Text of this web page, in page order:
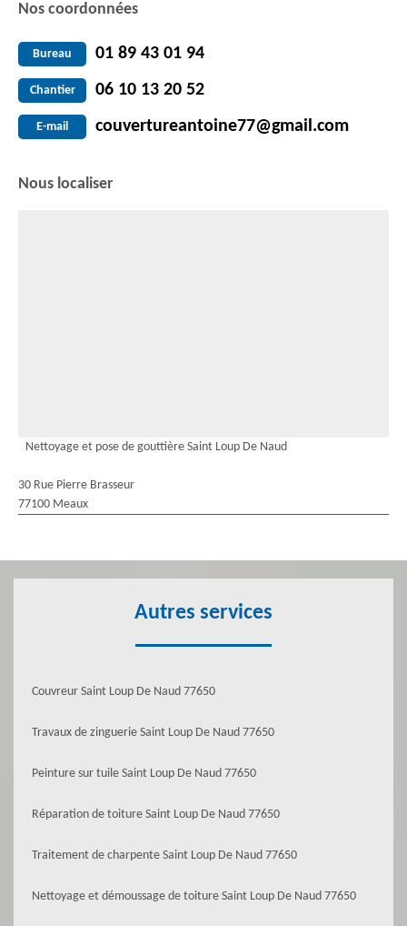
Nos coordonnées
Bureau 01 89 43 01 94
Chantier 06 10 13 20 52
E-mail couvertureantoine77@gmail.com
Nous localiser
Nettoyage et pose de gouttière Saint Loup De Naud
30 Rue Pierre Brasseur
77100 Meaux
Autres services
Couvreur Saint Loup De Naud 77650
Travaux de zinguerie Saint Loup De Naud 77650
Peinture sur tuile Saint Loup De Naud 77650
Réparation de toiture Saint Loup De Naud 77650
Traitement de charpente Saint Loup De Naud 77650
Nettoyage et démoussage de toiture Saint Loup De Naud 77650